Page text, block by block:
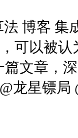
博客 集
可以被认
篇文章，
龙星镖